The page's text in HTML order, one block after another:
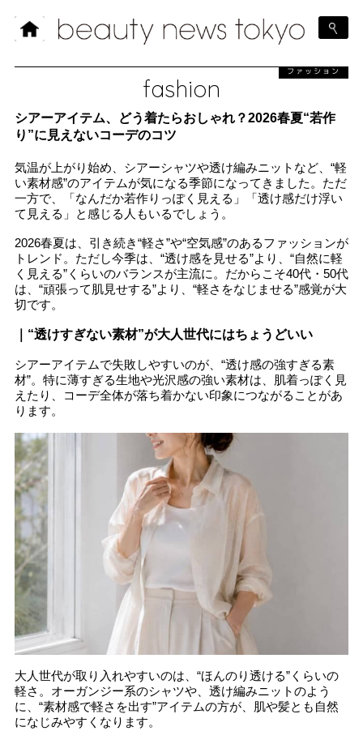
fashion
ファッション
シアーアイテム、どう着たらおしゃれ？2026春夏“若作
り”に見えないコーデのコツ
気温が上がり始め、シアーシャツや透け編みニットなど、“軽
い素材感”のアイテムが気になる季節になってきました。ただ
一方で、「なんだか若作りっぽく見える」「透け感だけ浮い
て見える」と感じる人もいるでしょう。
2026春夏は、引き続き“軽さ”や“空気感”のあるファッションが
トレンド。ただし今季は、“透け感を見せる”より、“自然に軽
く見える”くらいのバランスが主流に。だからこそ40代・50代
は、“頑張って肌見せする”より、“軽さをなじませる”感覚が大
切です。
｜“透けすぎない素材”が大人世代にはちょうどいい
シアーアイテムで失敗しやすいのが、“透け感の強すぎる素
材”。特に薄すぎる生地や光沢感の強い素材は、肌着っぽく見
えたり、コーデ全体が落ち着かない印象につながることがあ
ります。
大人世代が取り入れやすいのは、“ほんのり透ける”くらいの
軽さ。オーガンジー系のシャツや、透け編みニットのよう
に、“素材感で軽さを出す”アイテムの方が、肌や髪とも自然
になじみやすくなります。